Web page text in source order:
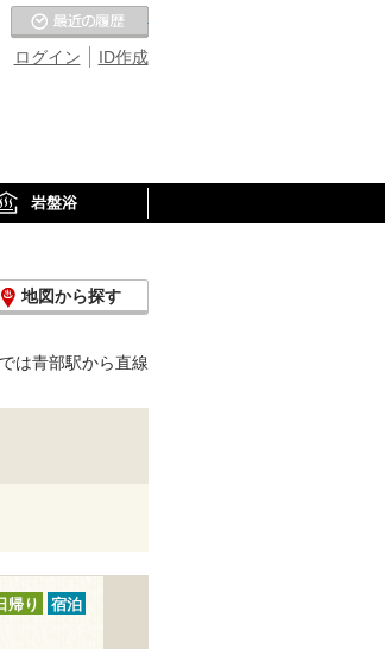
ID作成
ログイン
お気に入りの温泉
岩盤浴
地図から探す
は青部駅から直線
帰り 宿泊